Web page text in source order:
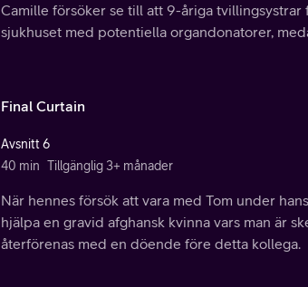
Camille försöker se till att 9-åriga
sjukhuset med potentiella organdonatorer,
Final Curtain
Avsnitt 6
40 min Tillgänglig 3+ månader
När hennes försök att vara med Tom under
hjälpa en gravid afghansk kvinna vars man är
återförenas med en döende före detta kollega.